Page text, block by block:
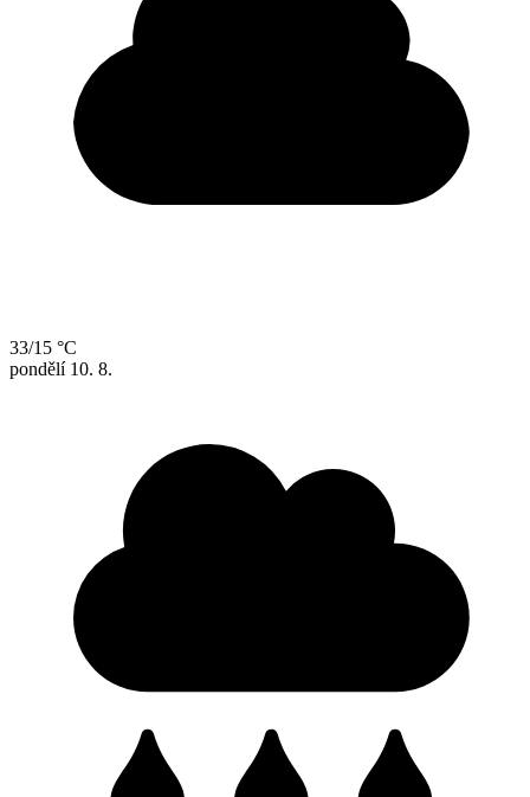
33/15 °C
pondělí 10. 8.